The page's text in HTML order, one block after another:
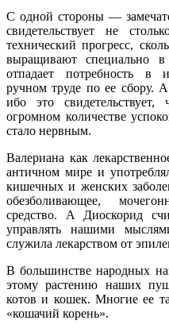
С одной стороны —
свидетельствует не
технический прогресс,
выращивают специально
отпадает потребность в
ручном труде по ее сбору.
ибо это свидетельствует,
огромном количестве
стало нервным.
Валериана как
античном мире и
кишечных и женских
обезболивающее,
средство. А Диоскорид
управлять нашими
служила лекарством от
В большинстве народных
этому растению наших
котов и кошек. Многие ее
«кошачий корень».